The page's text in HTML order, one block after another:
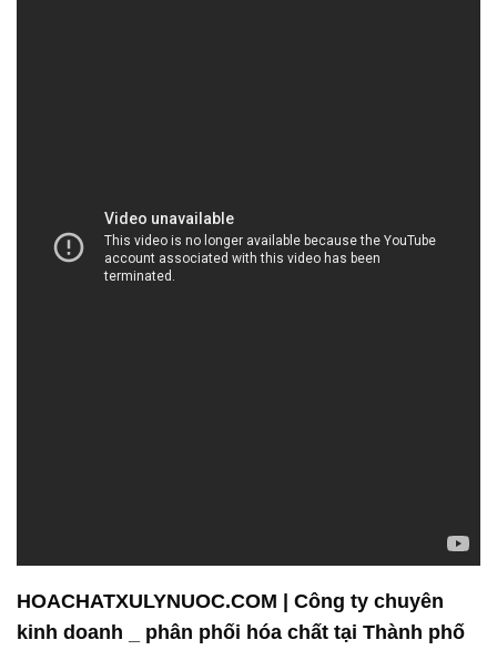
HOACHATXULYNUOC.COM | Công ty chuyên
kinh doanh _ phân phối hóa chất tại Thành phố